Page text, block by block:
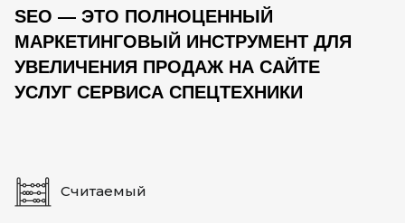
SEO — ЭТО ПОЛНОЦЕННЫЙ
МАРКЕТИНГОВЫЙ ИНСТРУМЕНТ ДЛЯ
УВЕЛИЧЕНИЯ ПРОДАЖ НА САЙТЕ
УСЛУГ СЕРВИСА СПЕЦТЕХНИКИ
Считаемый